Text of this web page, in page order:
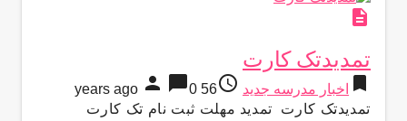
description
تمدیدتک کارت
bookmark اخبار مدرسه جدید access_time
56 years ago
person chat_bubble0
تمدیدتک کارت تمدید مهلت ثبت نام تک کارت